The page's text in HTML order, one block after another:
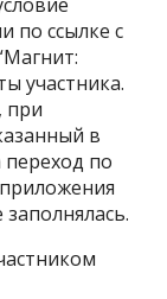
по ссылке с
участника.
при
в
по